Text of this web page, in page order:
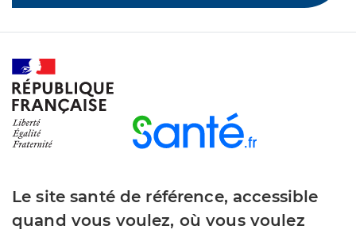
Le site santé de référence, accessible
quand vous voulez, où vous voulez